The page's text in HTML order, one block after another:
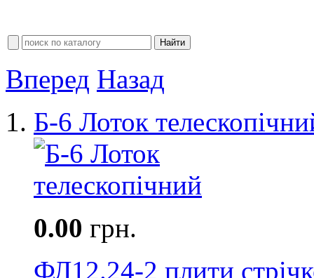
Вперед Назад
Б-6 Лоток
0.00 грн.
ФЛ12.24-2 плити